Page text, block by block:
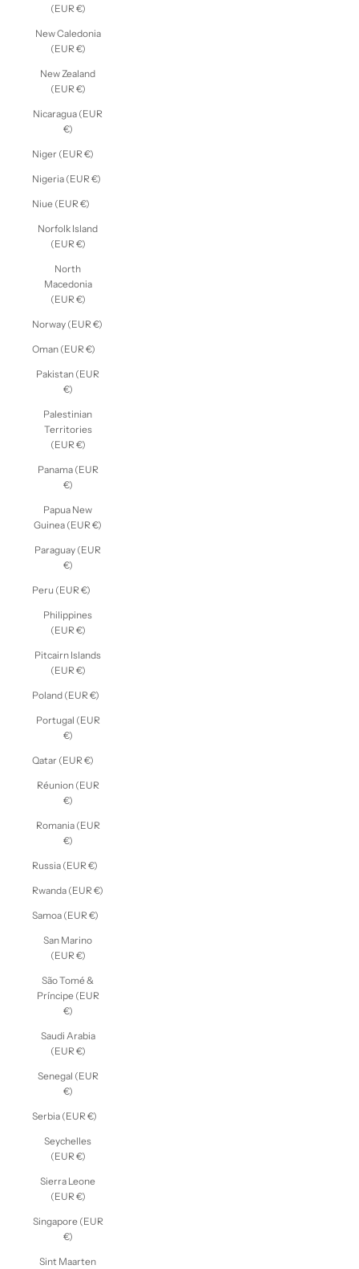
(EUR €)
New Caledonia
(EUR €)
New Zealand
(EUR €)
Nicaragua (EUR
€)
Niger (EUR €)
Nigeria (EUR €)
Niue (EUR €)
Norfolk Island
(EUR €)
North
Macedonia
(EUR €)
Norway (EUR €)
Oman (EUR €)
Pakistan (EUR
€)
Palestinian
Territories
(EUR €)
Panama (EUR
€)
Papua New
Guinea (EUR €)
Paraguay (EUR
€)
Peru (EUR €)
Philippines
(EUR €)
Pitcairn Islands
(EUR €)
Poland (EUR €)
Portugal (EUR
€)
Qatar (EUR €)
Réunion (EUR
€)
Romania (EUR
€)
Russia (EUR €)
Rwanda (EUR €)
Samoa (EUR €)
San Marino
(EUR €)
São Tomé &
Príncipe (EUR
€)
Saudi Arabia
(EUR €)
Senegal (EUR
€)
Serbia (EUR €)
Seychelles
(EUR €)
Sierra Leone
(EUR €)
Singapore (EUR
€)
Sint Maarten